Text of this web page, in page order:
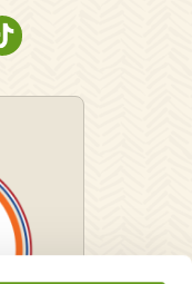
OP PINTEREST
OP YOUTUBE
NATURESCANNER OP